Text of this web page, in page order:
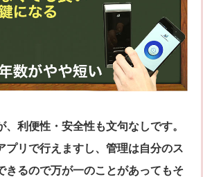
、利便性・安全性も文句なしです。
プリで行えますし、管理は自分のス
きるので万が一のことがあってもそ